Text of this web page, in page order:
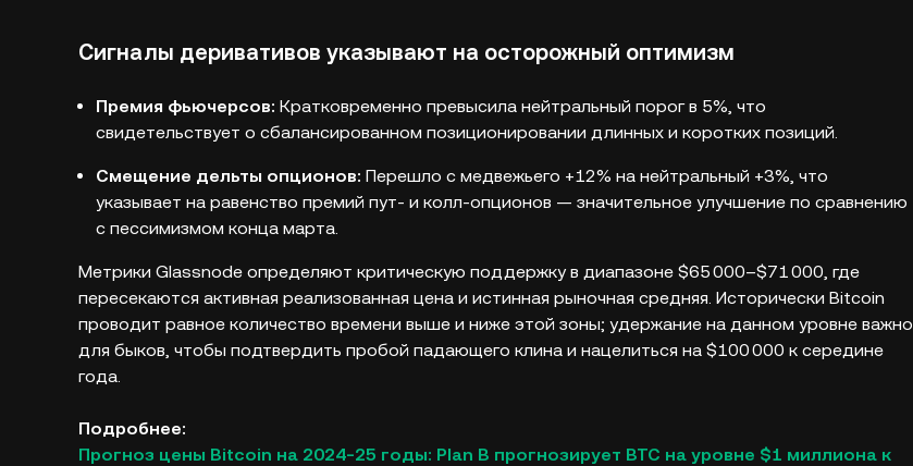
Сигналы деривативов указывают на осторожный оптимизм
Премия фьючерсов: Кратковременно превысила нейтральный порог в 5%, что
свидетельствует о сбалансированном позиционировании длинных и коротких позиций.
Смещение дельты опционов: Перешло с медвежьего +12% на нейтральный +3%, что
указывает на равенство премий пут- и колл-опционов — значительное улучшение по сравнению
с пессимизмом конца марта.
Метрики Glassnode определяют критическую поддержку в диапазоне $65 000–$71 000, где
пересекаются активная реализованная цена и истинная рыночная средняя. Исторически Bitcoin
проводит равное количество времени выше и ниже этой зоны; удержание на данном уровне важно
для быков, чтобы подтвердить пробой падающего клина и нацелиться на $100 000 к середине
года.
Подробнее:
Прогноз цены Bitcoin на 2024-25 годы: Plan B прогнозирует BTC на уровне $1 миллиона к